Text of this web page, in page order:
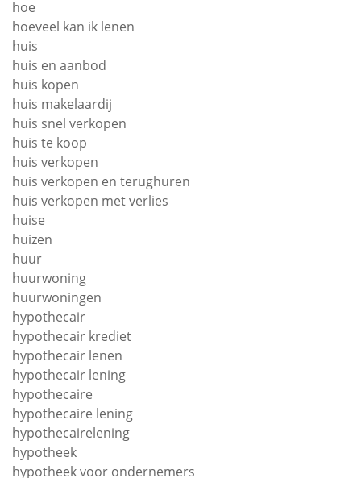
hoe
hoeveel kan ik lenen
huis
huis en aanbod
huis kopen
huis makelaardij
huis snel verkopen
huis te koop
huis verkopen
huis verkopen en terughuren
huis verkopen met verlies
huise
huizen
huur
huurwoning
huurwoningen
hypothecair
hypothecair krediet
hypothecair lenen
hypothecair lening
hypothecaire
hypothecaire lening
hypothecairelening
hypotheek
hypotheek voor ondernemers